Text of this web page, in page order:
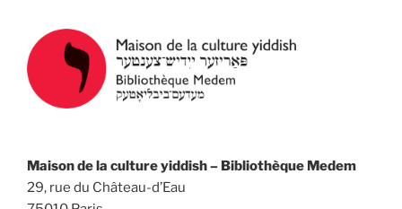
Maison de la culture yiddish – Bibliothèque Medem
29, rue du Château-d’Eau